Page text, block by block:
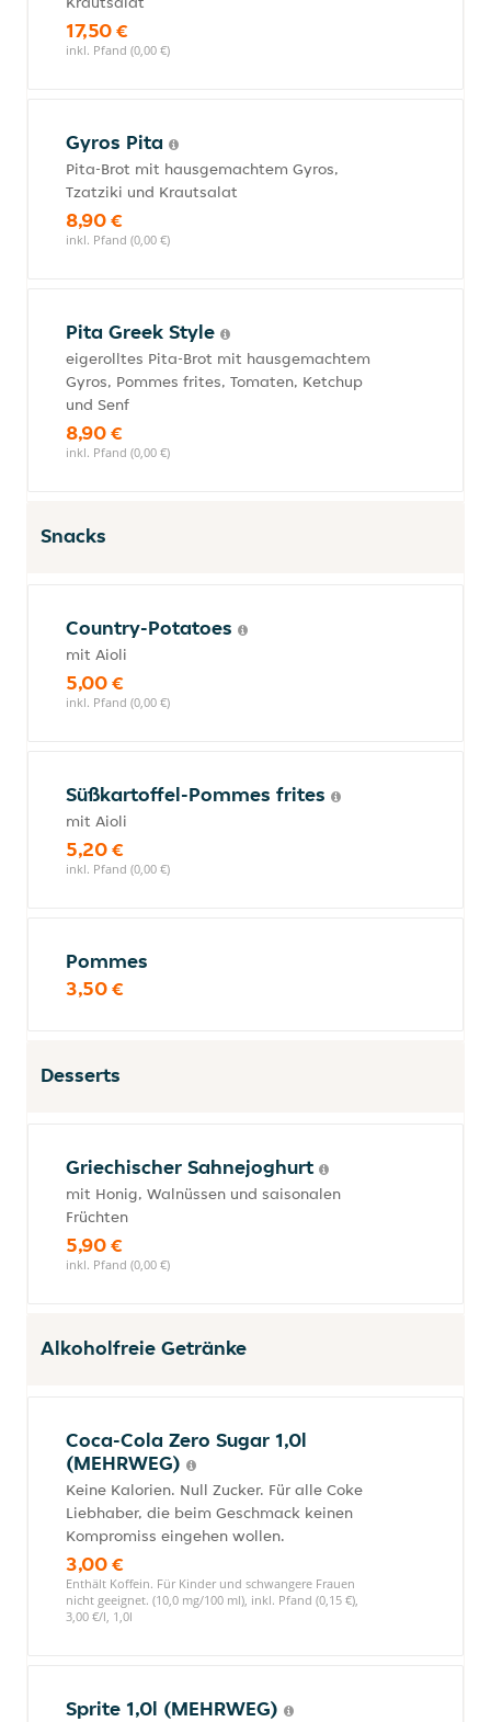
17,50 €
inkl. Pfand (0,00 €)
Gyros Pita
Pita-Brot mit hausgemachtem Gyros,
Tzatziki und Krautsalat
8,90 €
inkl. Pfand (0,00 €)
Pita Greek Style
eigerolltes Pita-Brot mit hausgemachtem
Gyros, Pommes frites, Tomaten, Ketchup
und Senf
8,90 €
inkl. Pfand (0,00 €)
Snacks
Country-Potatoes
mit Aioli
5,00 €
inkl. Pfand (0,00 €)
Süßkartoffel-Pommes frites
mit Aioli
5,20 €
inkl. Pfand (0,00 €)
Pommes
3,50 €
Desserts
Griechischer Sahnejoghurt
mit Honig, Walnüssen und saisonalen
Früchten
5,90 €
inkl. Pfand (0,00 €)
Alkoholfreie Getränke
Coca-Cola Zero Sugar 1,0l
(MEHRWEG)
Keine Kalorien. Null Zucker. Für alle Coke
Liebhaber, die beim Geschmack keinen
Kompromiss eingehen wollen.
3,00 €
Enthält Koffein. Für Kinder und schwangere Frauen
nicht geeignet. (10,0 mg/100 ml), inkl. Pfand (0,15 €),
3,00 €/l, 1,0l
Sprite 1,0l (MEHRWEG)